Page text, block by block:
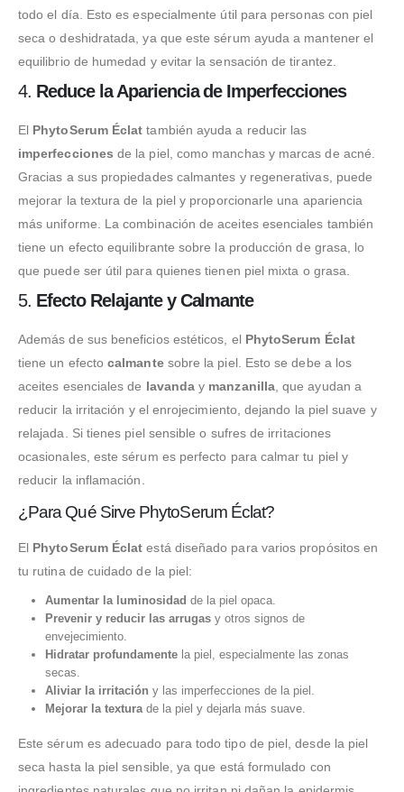
todo el día. Esto es especialmente útil para personas con piel
seca o deshidratada, ya que este sérum ayuda a mantener el
equilibrio de humedad y evitar la sensación de tirantez.
4. Reduce la Apariencia de Imperfecciones
El PhytoSerum Éclat también ayuda a reducir las
imperfecciones de la piel, como manchas y marcas de acné.
Gracias a sus propiedades calmantes y regenerativas, puede
mejorar la textura de la piel y proporcionarle una apariencia
más uniforme. La combinación de aceites esenciales también
tiene un efecto equilibrante sobre la producción de grasa, lo
que puede ser útil para quienes tienen piel mixta o grasa.
5. Efecto Relajante y Calmante
Además de sus beneficios estéticos, el PhytoSerum Éclat
tiene un efectocalmantesobre la piel. Esto se debe a los
aceites esenciales de lavanda y manzanilla, que ayudan a
reducir la irritación y el enrojecimiento, dejando la piel suave y
relajada. Si tienes piel sensible o sufres de irritaciones
ocasionales, este sérum es perfecto para calmar tu piel y
reducir la inflamación.
¿Para Qué Sirve PhytoSerum Éclat?
El PhytoSerum Éclat está diseñado para varios propósitos en
tu rutina de cuidado de la piel:
Aumentar la luminosidad de la piel opaca.
Prevenir y reducir las arrugasy otros signos de
envejecimiento.
Hidratar profundamentela piel, especialmente las zonas
secas.
Aliviar la irritación y las imperfecciones de la piel.
Mejorar la texturade la piel y dejarla más suave.
Este sérum es adecuado para todo tipo de piel, desde la piel
seca hasta la piel sensible, ya que está formulado con